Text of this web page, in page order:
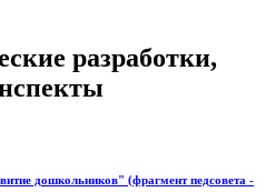
разработки,
дошкольников" (фрагмент педсовета -